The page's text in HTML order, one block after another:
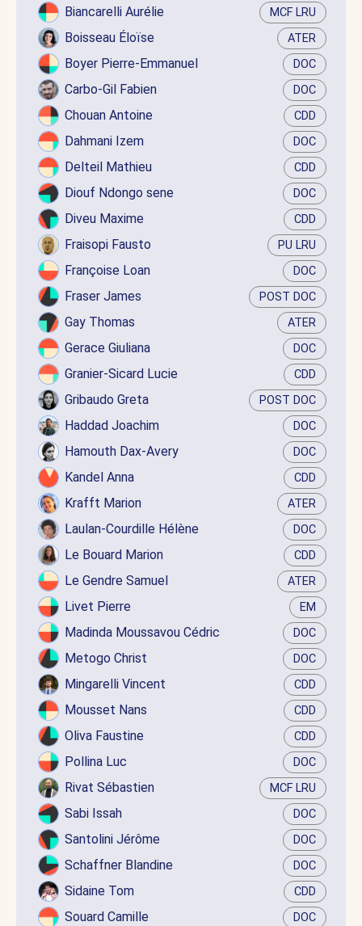
Biancarelli Aurélie MCF LRU
Boisseau Éloïse ATER
Boyer Pierre-Emmanuel DOC
Carbo-Gil Fabien DOC
Chouan Antoine CDD
Dahmani Izem DOC
Delteil Mathieu CDD
Diouf Ndongo sene DOC
Diveu Maxime CDD
Fraisopi Fausto PU LRU
Françoise Loan DOC
Fraser James POST DOC
Gay Thomas ATER
Gerace Giuliana DOC
Granier-Sicard Lucie CDD
Gribaudo Greta POST DOC
Haddad Joachim DOC
Hamouth Dax-Avery DOC
Kandel Anna CDD
Krafft Marion ATER
Laulan-Courdille Hélène DOC
Le Bouard Marion CDD
Le Gendre Samuel ATER
Livet Pierre EM
Madinda Moussavou Cédric DOC
Metogo Christ DOC
Mingarelli Vincent CDD
Mousset Nans CDD
Oliva Faustine CDD
Pollina Luc DOC
Rivat Sébastien MCF LRU
Sabi Issah DOC
Santolini Jérôme DOC
Schaffner Blandine DOC
Sidaine Tom CDD
Souard Camille DOC